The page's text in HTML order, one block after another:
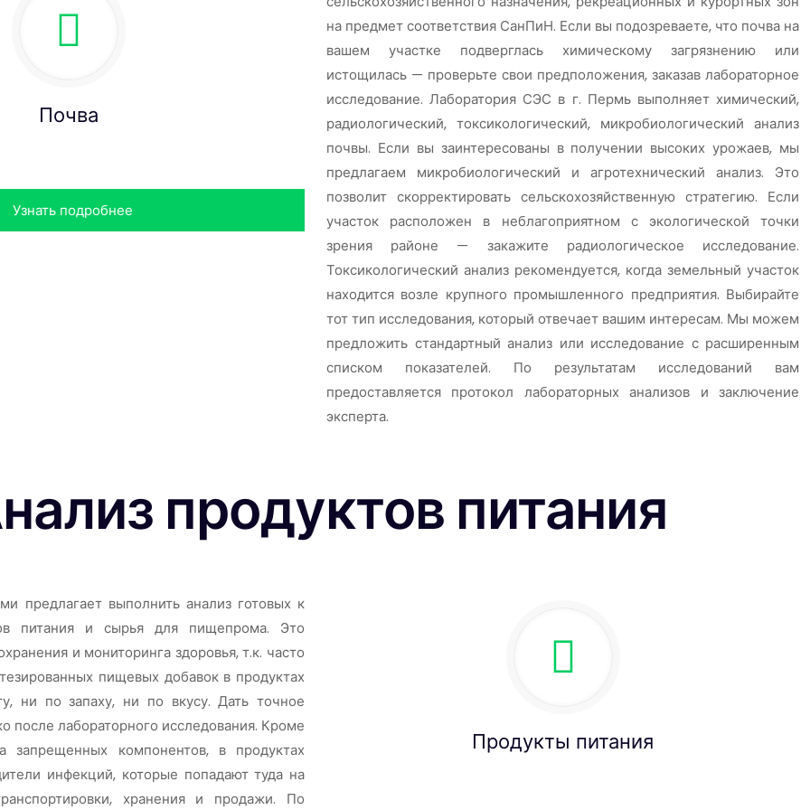
Почва
Узнать подробнее
на предмет соответствия СанПиН. Если вы подозреваете, что почва на
вашем участке подверглась химическому загрязнению или
истощилась — проверьте свои предположения, заказав лабораторное
исследование. Лаборатория СЭС в г. Пермь выполняет химический,
радиологический, токсикологический, микробиологический анализ
почвы. Если вы заинтересованы в получении высоких урожаев, мы
предлагаем микробиологический и агротехнический анализ. Это
позволит скорректировать сельскохозяйственную стратегию. Если
участок расположен в неблагоприятном с экологической точки
зрения районе — закажите радиологическое исследование.
Токсикологический анализ рекомендуется, когда земельный участок
находится возле крупного промышленного предприятия. Выбирайте
тот тип исследования, который отвечает вашим интересам. Мы можем
предложить стандартный анализ или исследование с расширенным
списком показателей. По результатам исследований вам
предоставляется протокол лабораторных анализов и заключение
эксперта.
продуктов питания
предлагает выполнить анализ готовых к
питания и сырья для пищепрома. Это
и мониторинга здоровья, т.к. часто
пищевых добавок в продуктах
ни по запаху, ни по вкусу. Дать точное
после лабораторного исследования. Кроме
запрещенных компонентов, в продуктах
инфекций, которые попадают туда на
хранения и продажи. По
Продукты питания